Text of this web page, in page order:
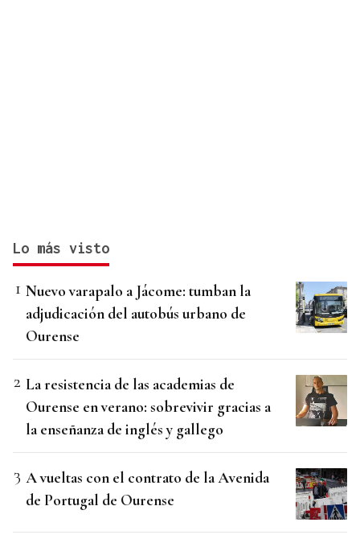
Lo más visto
Nuevo varapalo a Jácome: tumban la
adjudicación del autobús urbano de
Ourense
La resistencia de las academias de
Ourense en verano: sobrevivir gracias a
la enseñanza de inglés y gallego
A vueltas con el contrato de la Avenida
de Portugal de Ourense